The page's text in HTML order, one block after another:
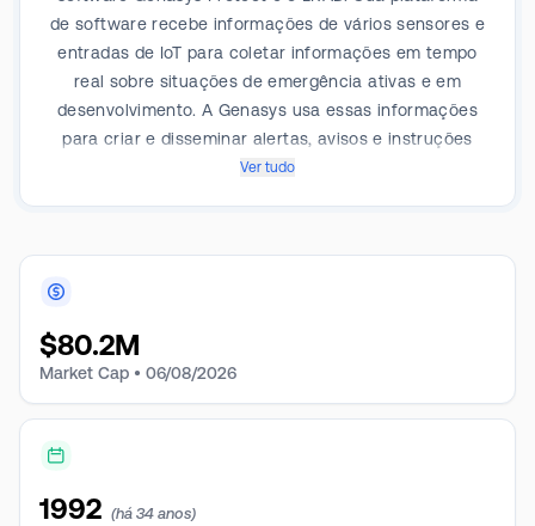
de software recebe informações de vários sensores e
entradas de IoT para coletar informações em tempo
real sobre situações de emergência ativas e em
desenvolvimento. A Genasys usa essas informações
para criar e disseminar alertas, avisos e instruções
em vários canais antes, durante e depois de ameaças
segmentos: hardware e software e seus mercados
são América do Norte e do Sul, Europa, Oriente Médio
Ver tudo
$80.2M
Market Cap • 06/08/2026
1992 (há 34 anos)